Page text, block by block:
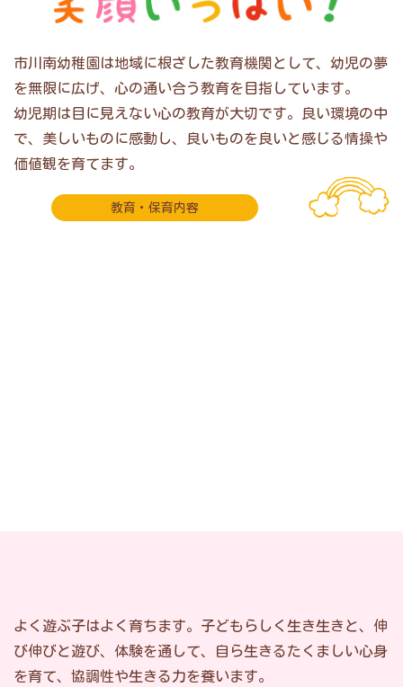
市川南幼稚園は地域に根ざした教育機関として、幼児の夢
を無限に広げ、心の通い合う教育を目指しています。
幼児期は目に見えない心の教育が大切です。良い環境の中
で、美しいものに感動し、良いものを良いと感じる情操や
価値観を育てます。
教育・保育内容
よく遊ぶ子はよく育ちます。子どもらしく生き生きと、伸
び伸びと遊び、体験を通して、自ら生きるたくましい心身
を育て、協調性や生きる力を養います。